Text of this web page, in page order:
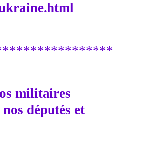
militaires
députés et